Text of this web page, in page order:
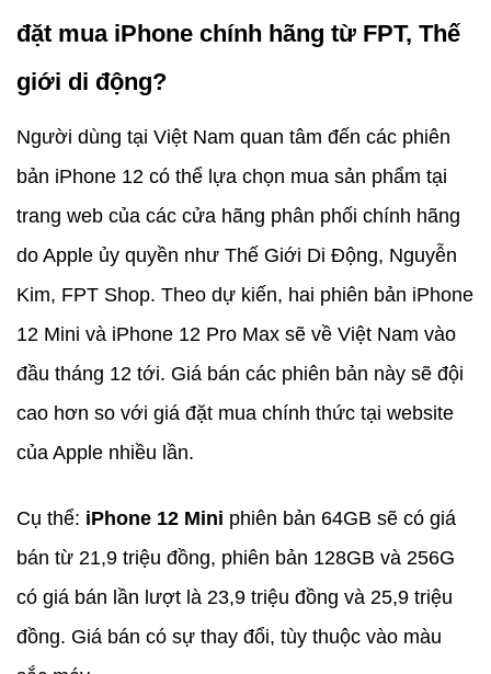
đặt mua iPhone chính hãng từ FPT, Thế
giới di động?
Người dùng tại Việt Nam quan tâm đến các phiên
bản iPhone 12 có thể lựa chọn mua sản phẩm tại
trang web của các cửa hãng phân phối chính hãng
do Apple ủy quyền như Thế Giới Di Động, Nguyễn
Kim, FPT Shop. Theo dự kiến, hai phiên bản iPhone
12 Mini và iPhone 12 Pro Max sẽ về Việt Nam vào
đầu tháng 12 tới. Giá bán các phiên bản này sẽ đội
cao hơn so với giá đặt mua chính thức tại website
của Apple nhiều lần.
Cụ thể: iPhone 12 Mini phiên bản 64GB sẽ có giá
bán từ 21,9 triệu đồng, phiên bản 128GB và 256G
có giá bán lần lượt là 23,9 triệu đồng và 25,9 triệu
đồng. Giá bán có sự thay đổi, tùy thuộc vào màu